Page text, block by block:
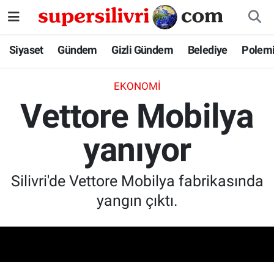
Siyaset Gündem Gizli Gündem Belediye
EKONOMI
Vettore Mobilya
yanıyor
Silivri'de Vettore Mobilya fabrikasında
yangın çıktı.
Siyaset
Gizli Gündem
İstanbul Nöbetçi Eczaneler
İstanbul Namaz Vakitleri
İstanbul Trafik Yoğunluk Haritası
Süper Lig Puan Durumu ve Fikstür
Tüm Manşetler